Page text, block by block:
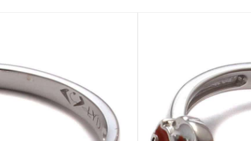
Breite
Höhe
Breite
Artikelnr.